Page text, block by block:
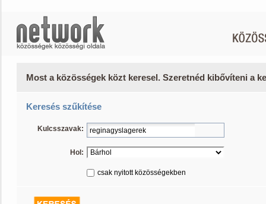
Most a közösségek közt keresel. Szeretnéd kibővíteni a
Keresés szűkítése
Kulcsszavak:
Hol:
csak nyitott közösségekben